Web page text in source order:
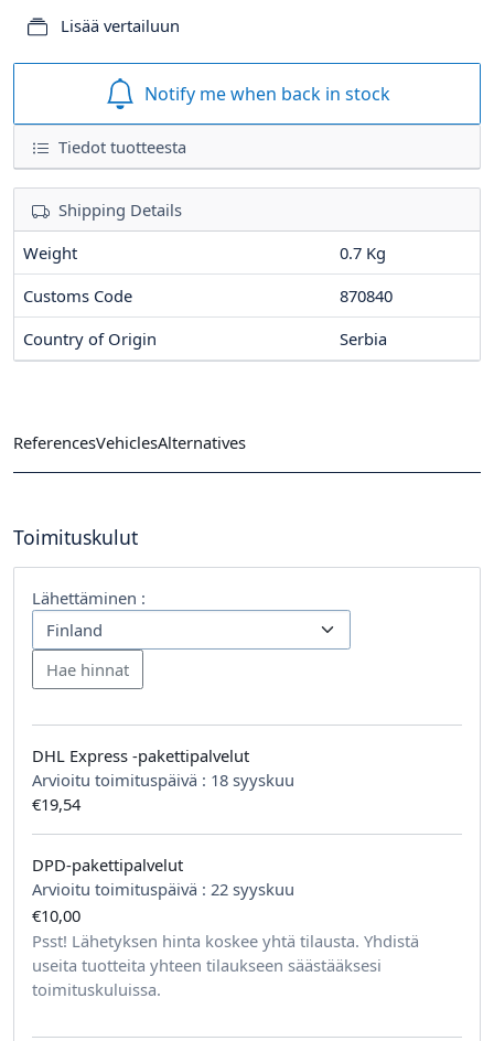
Tiedot tuotteesta
Shipping Details
Weight
0.7 Kg
Customs Code
870840
Country of Origin
Serbia
Lisää vertailuun
Notify me when back in stock
ReferencesVehiclesAlternatives
Toimituskulut
Lähettäminen :
DHL Express -pakettipalvelut
Arvioitu toimituspäivä : 18 syyskuu
€19,54
DPD-pakettipalvelut
Arvioitu toimituspäivä : 22 syyskuu
€10,00
Psst! Lähetyksen hinta koskee yhtä tilausta. Yhdistä
useita tuotteita yhteen tilaukseen säästääksesi
toimituskuluissa.